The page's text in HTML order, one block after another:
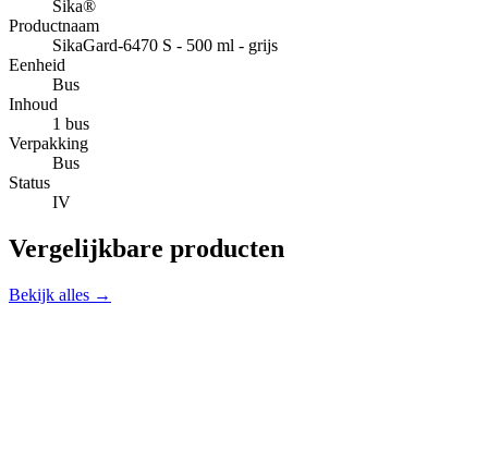
Sika®
Productnaam
SikaGard-6470 S - 500 ml - grijs
Eenheid
Bus
Inhoud
1 bus
Verpakking
Bus
Status
IV
Vergelijkbare producten
Bekijk alles →